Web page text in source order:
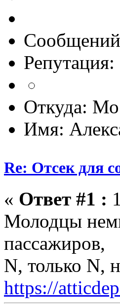
Откуда:
Имя:
Re: Отсек для
« Ответ #1 :
Молодцы
пассажиров,
N, только N,
https://